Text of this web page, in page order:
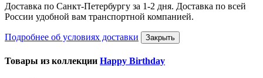
Доставка по Санкт-Петербургу за 1-2 дня. Доставка по всей
России удобной вам транспортной компанией.
Подробнее об условиях доставки Закрыть
Товары из коллекции Happy Birthday